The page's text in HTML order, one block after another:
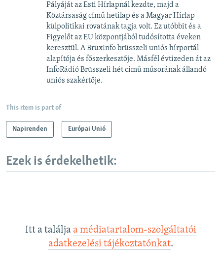
Pályáját az Esti Hírlapnál kezdte, majd a
Köztársaság című hetilap és a Magyar Hírlap
külpolitikai rovatának tagja volt. Ez utóbbit és a
Figyelőt az EU központjából tudósította éveken
keresztül. A BruxInfo brüsszeli uniós hírportál
alapítója és főszerkesztője. Másfél évtizeden át az
InfoRádió Brüsszeli hét című műsorának állandó
uniós szakértője.
This item is part of
Napirenden Európai Unió
Ezek is érdekelhetik:
Itt a találja a médiatartalom-szolgáltatói
adatkezelési tájékoztatónkat.